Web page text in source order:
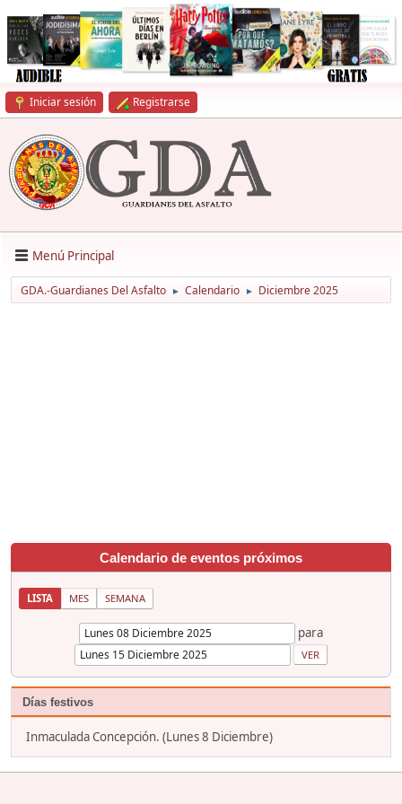
Iniciar sesión Registrarse
Menú Principal
GDA.-Guardianes Del Asfalto ► Calendario ► Diciembre 2025
Calendario de eventos próximos
LISTA MES SEMANA
para
Días festivos
Inmaculada Concepción. (Lunes 8 Diciembre)